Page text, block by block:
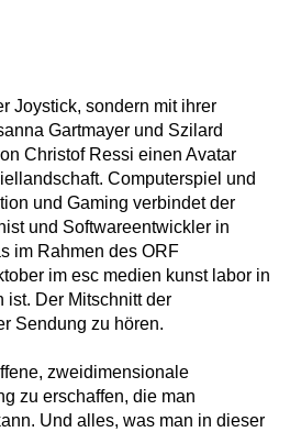
Joystick, sondern mit ihrer
Gartmayer und Szilard
Christof Ressi einen Avatar
Computerspiel und
und Gaming verbindet der
und Softwareentwickler in
im Rahmen des ORF
im esc medien kunst labor in
ist. Der Mitschnitt der
Sendung zu hören.
zweidimensionale
zu erschaffen, die man
Und alles, was man in dieser